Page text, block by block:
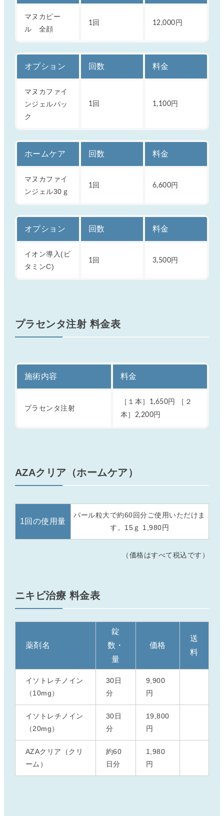
マヌカピー
ル 全顔
1回 12,000円
オプション 回数 料金
マヌカファイ
ンジェルパッ
ク
1回 1,100円
ホームケア 回数 料金
マヌカファイ
ンジェル30ｇ
1回 6,600円
オプション 回数 料金
イオン導入(ビ
タミンC)
1回 3,500円
プラセンタ注射 料金表
施術内容 料金
プラセンタ注射
［１本］1,650円 ［２
本］2,200円
AZAクリア（ホームケア）
1回の使用量
パール粒大で約60回分ご使用いただけま
す。 15ｇ 1,980円
（価格はすべて税込です）
ニキビ治療 料金表
薬剤名
錠
数・
量
価格
送
料
イソトレチノイン
（10mg）
30日
分
9,900
円
イソトレチノイン
（20mg）
30日
分
19,800
円
AZAクリア（クリ
ーム）
約60
日分
1,980
円